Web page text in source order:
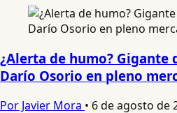
¿Alerta de humo? Gigante
Darío Osorio en pleno
Por Javier Mora • 6 de agosto de